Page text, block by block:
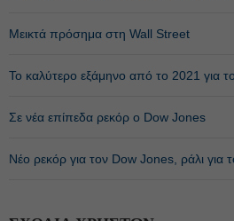
Mεικτά πρόσημα στη Wall Street
Το καλύτερο εξάμηνο από το 2021 για
Σε νέα επίπεδα ρεκόρ ο Dow Jones
Νέο ρεκόρ για τον Dow Jones, ράλι για